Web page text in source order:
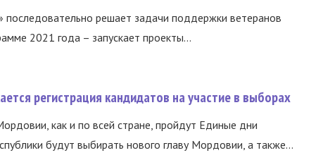
последовательно решает задачи поддержки ветеранов
2021 года – запускает проекты...
регистрация кандидатов на участие в выборах
как и по всей стране, пройдут Единые дни
будут выбирать нового главу Мордовии, а также...